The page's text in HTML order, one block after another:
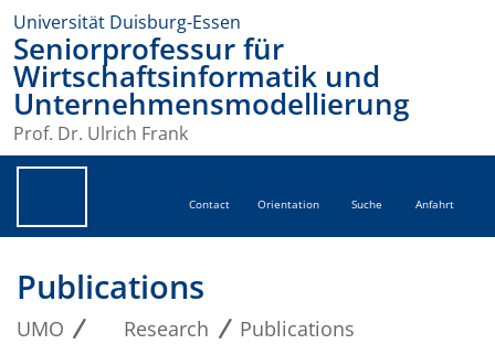
Universität Duisburg-Essen
Seniorprofessur für
Wirtschaftsinformatik und
Unternehmensmodellierung
Prof. Dr. Ulrich Frank
Contact Orientation Suche Anfahrt
Publications
UMO Research Publications